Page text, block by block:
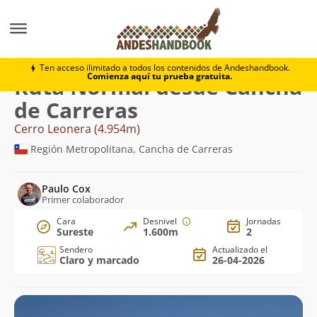
Ten acceso ilimitado a todos los contenidos de Andeshandbook.
Comienza aquí tu prueba gratuita.
Cerro Leonera Normal desde Cancha de
Ruta Normal desde Cancha
de Carreras
Cerro Leonera (4.954m)
Región Metropolitana, Cancha de Carreras
Paulo Cox
Primer colaborador
Cara
Sureste
Desnivel
1.600m
Jornadas
2
Sendero
Claro y marcado
Actualizado el
26-04-2026